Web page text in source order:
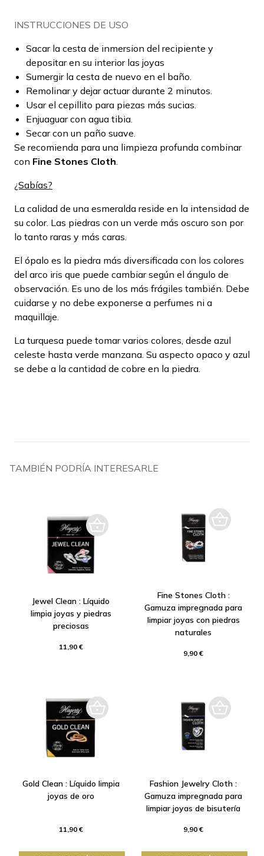
INSTRUCCIONES DE USO
Sacar la cesta de inmersion del recipiente y
depositar en su interior las joyas
Sumergir la cesta de nuevo en el baño.
Remolinar y dejar actuar durante 2 minutos.
Usar el cepillito para piezas más sucias.
Enjuaguar con agua tibia.
Secar con un paño suave.
Se recomienda para una limpieza profunda combinar
con Fine Stones Cloth
¿Sabías?
La calidad de una esmeralda reside en la intensidad de
su color. Las piedras con un verde más oscuro son por
lo tanto raras y más caras.
El ópalo es la piedra más diversificada con los colores
del arco iris que puede cambiar según el ángulo de
observación. Es uno de los más frágiles también. Debe
cuidarse y no debe exponerse a perfumes ni a
maquillaje.
La turquesa puede tomar varios colores, desde azul
celeste hasta verde manzana. Su aspecto opaco y azul
se debe a la cantidad de cobre en la piedra.
TAMBIÉN PODRÍA INTERESARLE
Jewel Clean : Líquido
limpia joyas y piedras
preciosas
11,90 €
Fine Stones Cloth :
Gamuza impregnada para
limpiar joyas con piedras
naturales
9,90 €
Gold Clean : Líquido limpia
joyas de oro
11,90 €
Fashion Jewelry Cloth :
Gamuza impregnada para
limpiar joyas de bisutería
9,90 €